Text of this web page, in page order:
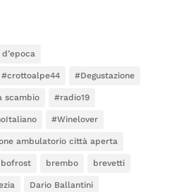
#crottoalpe44 #Degustazione
scambio #radio19
#Winelover
ambulatorio città aperta
bofrost brembo brevetti
Dario Ballantini